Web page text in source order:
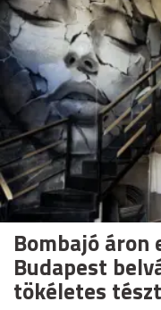
Bombajó
Budapest
tökéletes